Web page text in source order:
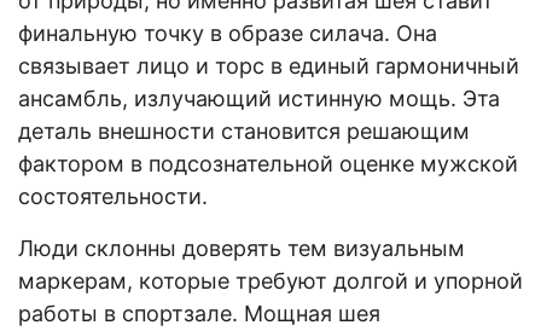
финальную точку в образе силача. Она
связывает лицо и торс в единый гармоничный
ансамбль, излучающий истинную мощь. Эта
деталь внешности становится решающим
фактором в подсознательной оценке мужской
состоятельности.
Люди склонны доверять тем визуальным
маркерам, которые требуют долгой и упорной
работы в спортзале. Мощная шея